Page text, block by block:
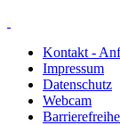
Kontakt -
Impressum
Datenschutz
Webcam